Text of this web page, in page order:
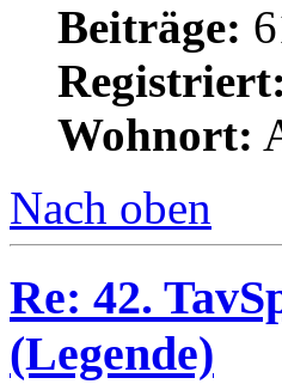
Beiträge:
Registriert:
Wohnort:
Nach oben
Re: 42.
(Legende)